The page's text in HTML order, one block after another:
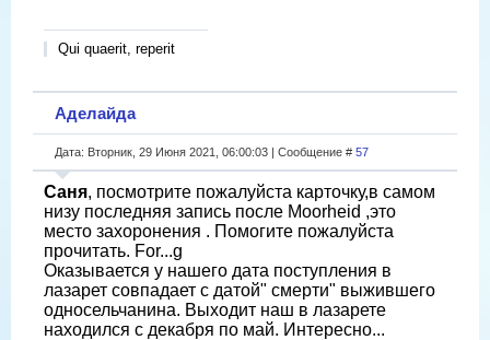
Qui quaerit, reperit
Аделайда
Дата: Вторник, 29 Июня 2021, 06:00:03 | Сообщение # 57
Саня, посмотрите пожалуйста карточку,в самом
низу последняя запись после Moorheid ,это
место захоронения . Помогите пожалуйста
прочитать. For...g
Оказывается у нашего дата поступления в
лазарет совпадает с датой" смерти" выжившего
односельчанина. Выходит наш в лазарете
находился с декабря по май. Интересно...